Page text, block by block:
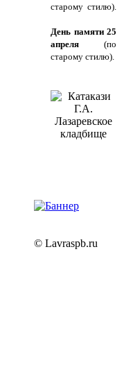
старому стилю).
День памяти 25
апреля (по
старому стилю).
© Lavraspb.ru